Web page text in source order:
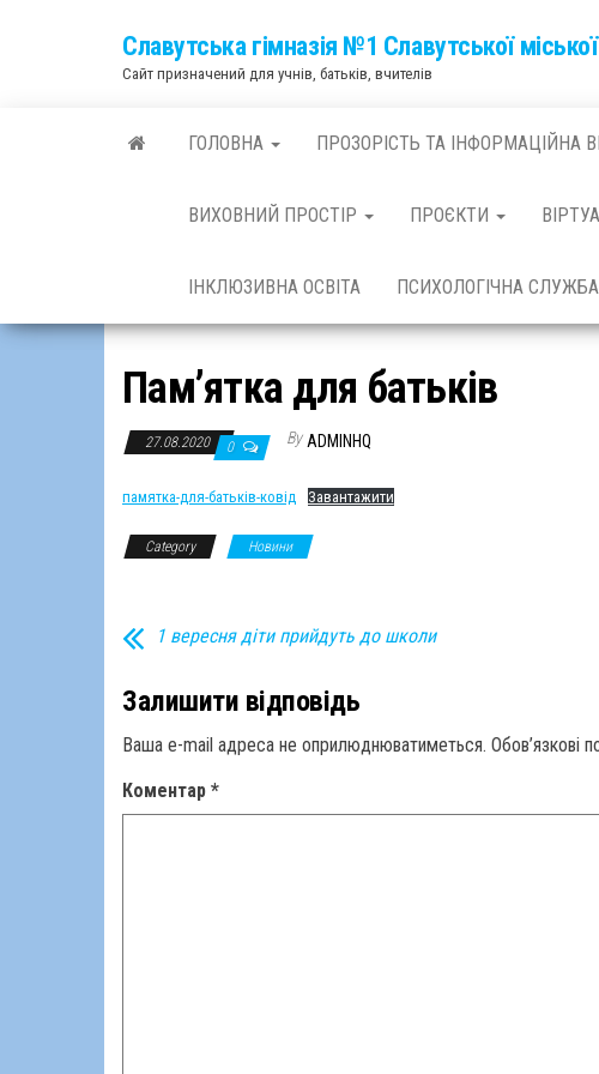
Славутська гімназія №1 Славутської
Сайт призначений для учнів, батьків, вчителів
ГОЛОВНА ПРОЗОРІСТЬ ТА ІНФОРМАЦІЙНА
ВИХОВНИЙ ПРОСТІР ПРОЄКТИ
ІНКЛЮЗИВНА ОСВІТА ПСИХОЛОГІЧНА СЛУЖБА
Пам’ятка для батьків
27.08.2020 0 By ADMINHQ
памятка-для-батьків-ковід Завантажити
Category Новини
1 вересня діти прийдуть до школи
Залишити відповідь
Ваша e-mail адреса не оприлюднюватиметься. Обов’язкові
Коментар *